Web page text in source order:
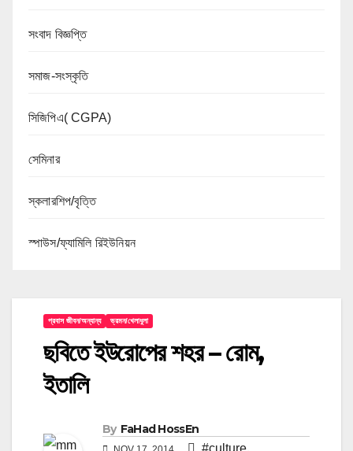
সংবাদ বিজ্ঞপ্তি
সমাজ-সংস্কৃতি
সিজিপিএ( CGPA)
সেমিনার
স্কলারশিপ/বৃত্তি
স্পাউস/ফ্যামিলি রিইউনিয়ন
প্রবাস জীবন/অন্যান্য ভ্রমন/খেলাধুলা
ছবিতে ইউরোপের শহর – রোম,
ইতালি
By FaHad HossEn